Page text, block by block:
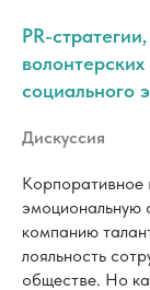
Корпоративное
эмоциональную
компанию
лояльность
цифровых
сторителлингу
вызывают
как с помощью
для талантов и